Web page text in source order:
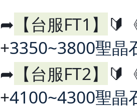
➦ 【台服FT1】 🔰
+3350~3800聖晶
➦ 【台服FT2】 🔰
+4100~4300聖晶